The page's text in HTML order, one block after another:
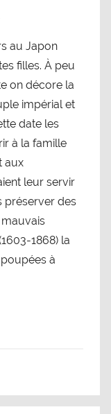
au Japon
filles. À peu
on décore la
impérial et
date les
à la famille
aux
leur servir
préserver des
1868) la
à